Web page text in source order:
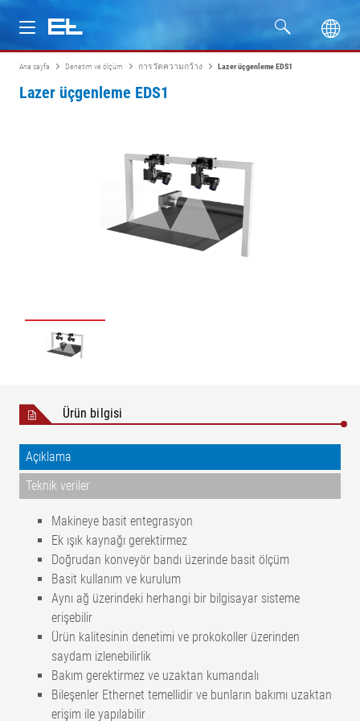
Ürünler
Ana sayfa Denetim ve ölçüm การวัดความกว้าง Lazer üçgenleme EDS1
Lazer üçgenleme EDS1
Ürün bilgisi
Açıklama
Teknik veriler
Makineye basit entegrasyon
Ek ışık kaynağı gerektirmez
Doğrudan konveyör bandı üzerinde basit ölçüm
Basit kullanım ve kurulum
Aynı ağ üzerindeki herhangi bir bilgisayar sisteme
erişebilir
Ürün kalitesinin denetimi ve prokokoller üzerinden
saydam izlenebilirlik
Bakım gerektirmez ve uzaktan kumandalı
Bileşenler Ethernet temellidir ve bunların bakımı uzaktan
erişim ile yapılabilir